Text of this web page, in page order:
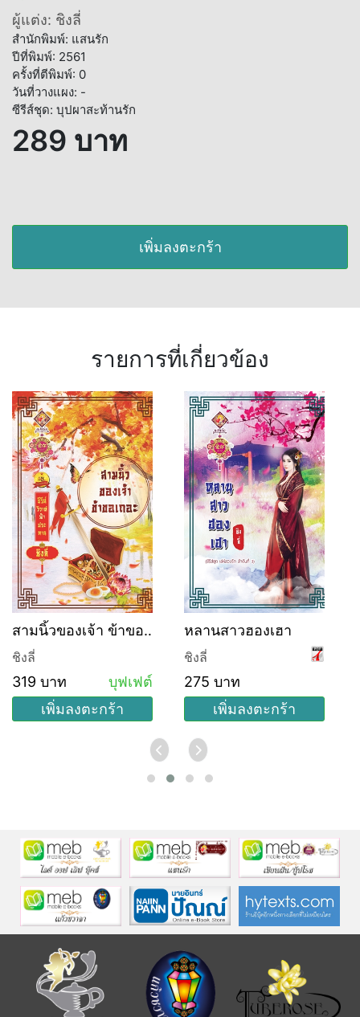
ผู้แต่ง: ชิงลี่
สำนักพิมพ์: แสนรัก
ปีที่พิมพ์: 2561
ครั้งที่ตีพิมพ์: 0
วันที่วางแผง: -
ซีรีส์ชุด: บุปผาสะท้านรัก
289 บาท
เพิ่มลงตะกร้า
รายการที่เกี่ยวข้อง
สามนิ้วของเจ้า ข้าขอ
ชิงลี่
319 บาท
บุฟเฟต์
เพิ่มลงตะกร้า
หลานสาวฮองเฮา
ชิงลี่
275 บาท
เพิ่มลงตะกร้า